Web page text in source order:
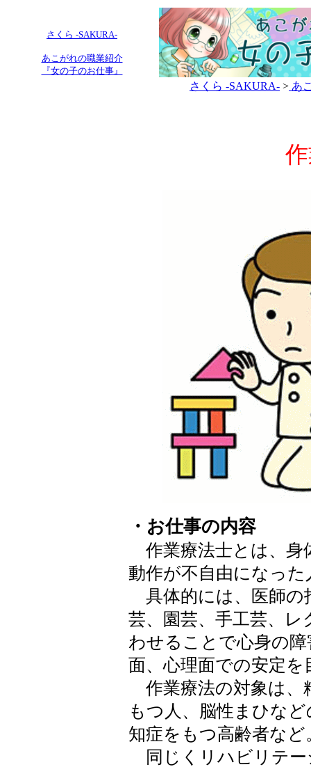
さくら -SAKURA-
あこがれの職業紹介
『女の子のお仕事』
さくら -SAKURA- > あ
・お仕事の内容
作業療法士とは、身
動作が不自由になっ
具体的には、医師の
芸、園芸、手工芸、
わせることで心身の
面、心理面での安定を
作業療法の対象は、
もつ人、脳性まひな
知症をもつ高齢者など
同じくリハビリテー